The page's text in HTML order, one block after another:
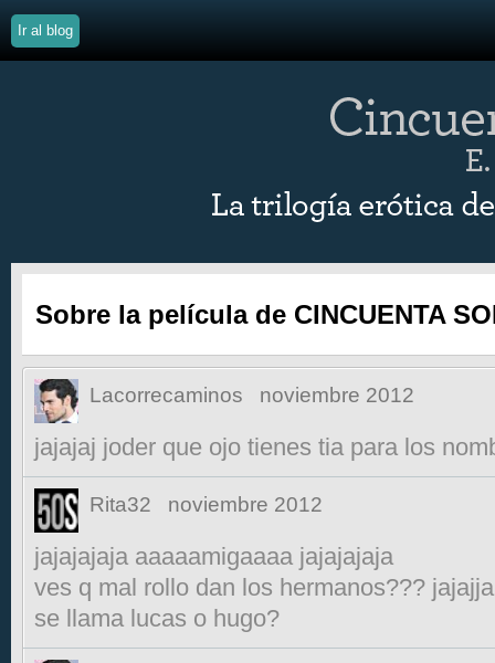
Ir al blog
Sobre la película de CINCUENTA
Lacorrecaminos noviembre 2012
jajajaj joder que ojo tienes tia para los
Rita32 noviembre 2012
jajajajaja aaaaamigaaaa jajajajaja
ves q mal rollo dan los hermanos??? jajajja
se llama lucas o hugo?